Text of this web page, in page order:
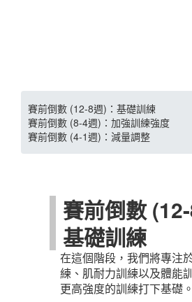
賽前倒數 (12-8週)：基礎訓練
賽前倒數 (8-4週)：加強訓練強度
賽前倒數 (4-1週)：減量調整
賽前倒數 (12-
基礎訓練
在這個階段，我們將專注
練、肌耐力訓練以及體能
更高強度的訓練打下基礎。